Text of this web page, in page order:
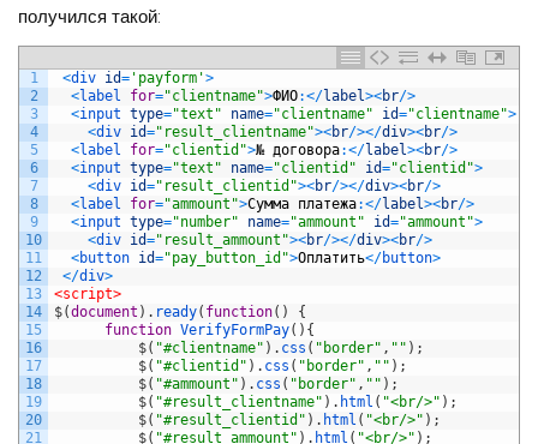
получился такой:
1
2
3
4
5
6
7
8
9
10
11
12
13
14
15
16
17
18
19
20
21
<div id= 'payform'>
<label for="clientname">ФИО:</label><br/>
<input type="text" name="clientname" id="clientname">
<div id="result_clientname"><br/></div><br/>
<label for="clientid">№ договора:</label><br/>
<input type="text" name="clientid" id="clientid">
<div id="result_clientid"><br/></div><br/>
<label for="ammount">Сумма платежа:</label><br/>
<input type="number" name="ammount" id="ammount">
<div id="result_ammount"><br/></div><br/>
<button id="pay_button_id">Оплатить</button>
</div>
<script>
$(document ) . ready( function( )
{
function VerifyFormPay( ) {
$( "#clientname" ) . css ( "border" , "" ) ;
$( "#clientid" ) . css ( "border" , "" ) ;
$( "#ammount" ) . css ( "border" , "" ) ;
$( "#result_clientname" ) . html ( "<br/>" ) ;
$( "#result_clientid" ) . html ( "<br/>" ) ;
$( "#result_ammount" ) . html ( "<br/>" ) ;